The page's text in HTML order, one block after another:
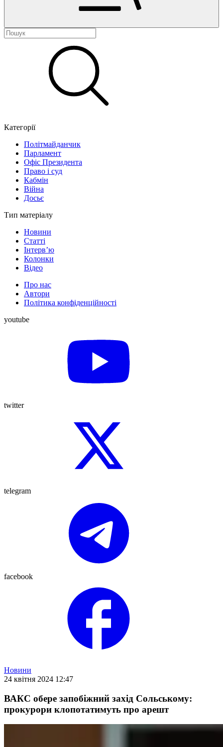
Категорії
Політмайданчик
Парламент
Офіс Президента
Право і суд
Кабмін
Війна
Досьє
Тип матеріалу
Новини
Статті
Інтерв’ю
Колонки
Відео
Про нас
Автори
Політика конфіденційності
youtube
twitter
telegram
facebook
Новини
24 квітня 2024 12:47
ВАКС обере запобіжний захід Сольському:
прокурори клопотатимуть про арешт